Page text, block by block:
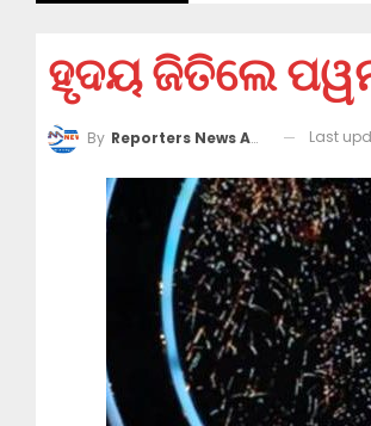
ହୃଦୟ ଜିତିଲେ
By Reporters News Agency Last